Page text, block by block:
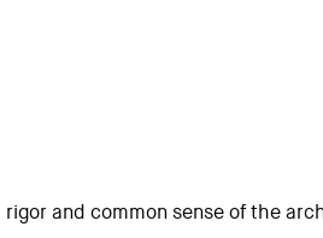
and common sense of the